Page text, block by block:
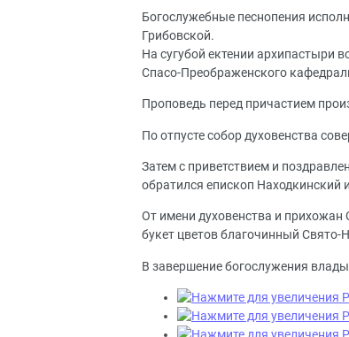
Богослужебные песнопения
Грибовской.
На сугубой ектении архипастыри
Спасо-Преображенского
Проповедь перед причастием
По отпусте собор духовенства
Затем с приветствием и
обратился епископ Находкинский
От имени духовенства и
букет цветов благочинный Свято-
В завершение богослужения